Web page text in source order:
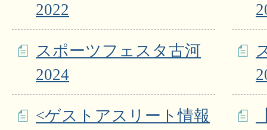
2022
スポーツフェスタ古河
2024
<ゲストアスリート情報